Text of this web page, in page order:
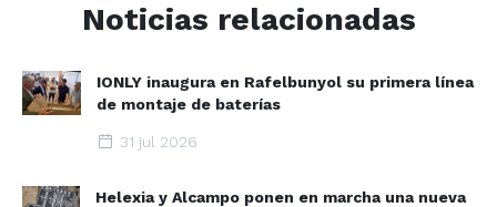
Noticias relacionadas
IONLY inaugura en Rafelbunyol su primera línea
de montaje de baterías
31 jul 2026
Helexia y Alcampo ponen en marcha una nueva